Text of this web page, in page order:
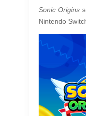
Sonic Origins
Nintendo